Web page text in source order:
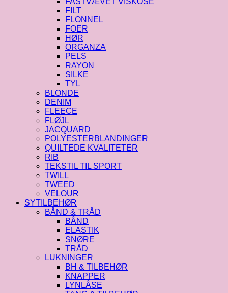
FILT
FLONNEL
FOER
HØR
ORGANZA
PELS
RAYON
SILKE
TYL
BLONDE
DENIM
FLEECE
FLØJL
JACQUARD
POLYESTERBLANDINGER
QUILTEDE KVALITETER
RIB
TEKSTIL TIL SPORT
TWILL
TWEED
VELOUR
SYTILBEHØR
BÅND & TRÅD
BÅND
ELASTIK
SNØRE
TRÅD
LUKNINGER
BH & TILBEHØR
KNAPPER
LYNLÅSE